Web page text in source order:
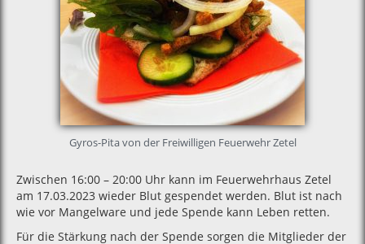
Gyros-Pita von der Freiwilligen Feuerwehr Zetel
Zwischen 16:00 – 20:00 Uhr kann im Feuerwehrhaus Zetel
am 17.03.2023 wieder Blut gespendet werden. Blut ist nach
wie vor Mangelware und jede Spende kann Leben retten.
Für die Stärkung nach der Spende sorgen die Mitglieder der